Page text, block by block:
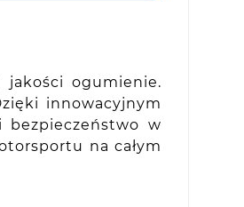
ogumienie.
innowacyjnym
bezpieczeństwo w
na całym